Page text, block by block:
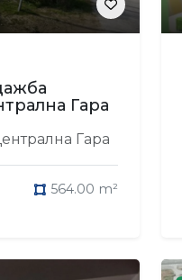
Гара
Гара
564.00 m²